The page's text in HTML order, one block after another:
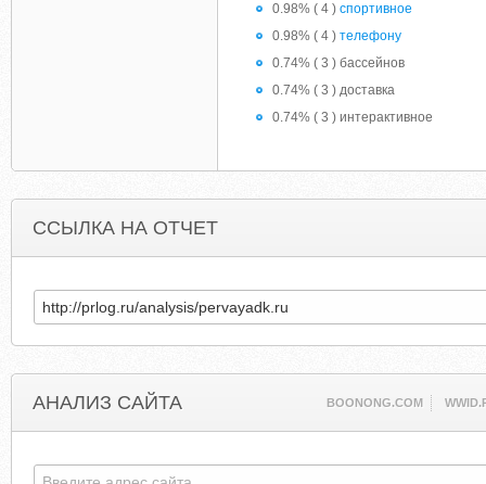
0.98% ( 4 ) спортивное
0.98% ( 4 ) телефону
0.74% ( 3 ) бассейнов
0.74% ( 3 ) доставка
0.74% ( 3 ) интерактивное
ССЫЛКА НА ОТЧЕТ
АНАЛИЗ САЙТА BOONONG.COM